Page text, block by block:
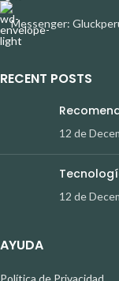
Messenger:
RECENT POSTS
12 de
12 de
AYUDA
Política de Privacidad